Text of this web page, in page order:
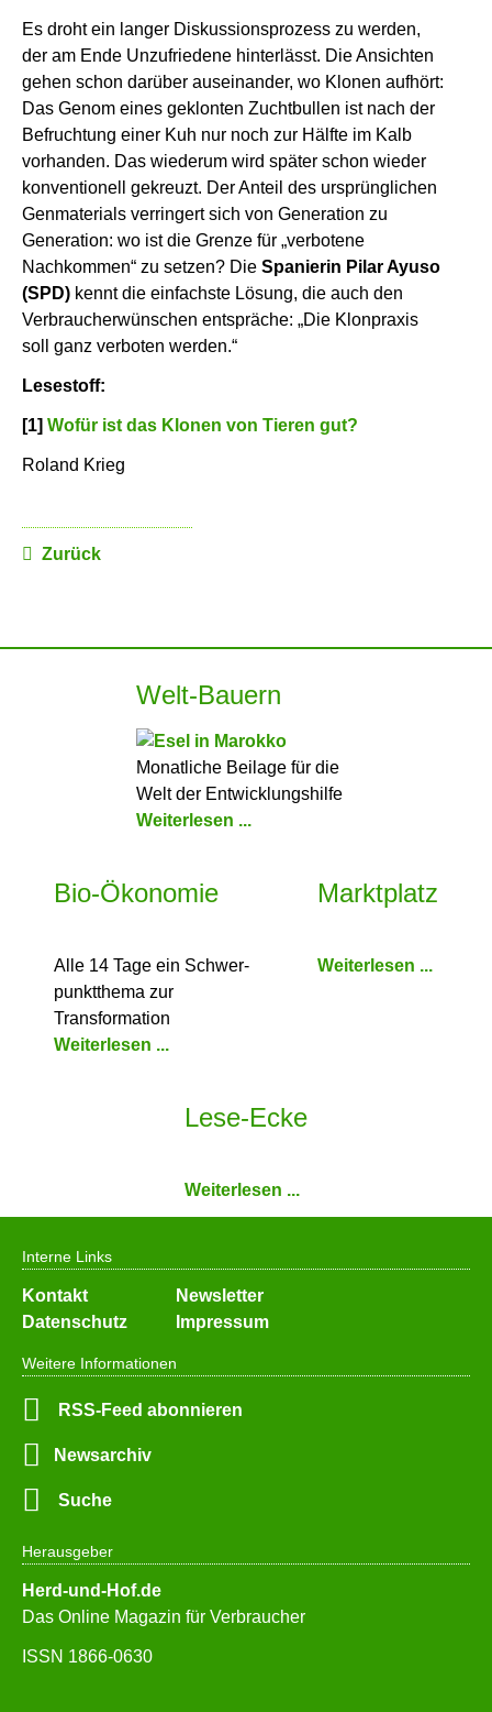
Es droht ein langer Diskussionsprozess zu werden,
der am Ende Unzufriedene hinterlässt. Die Ansichten
gehen schon darüber auseinander, wo Klonen aufhört:
Das Genom eines geklonten Zuchtbullen ist nach der
Befruchtung einer Kuh nur noch zur Hälfte im Kalb
vorhanden. Das wiederum wird später schon wieder
konventionell gekreuzt. Der Anteil des ursprünglichen
Genmaterials verringert sich von Generation zu
Generation: wo ist die Grenze für „verbotene
Nachkommen“ zu setzen? Die Spanierin Pilar Ayuso
(SPD) kennt die einfachste Lösung, die auch den
Verbraucherwünschen entspräche: „Die Klonpraxis
soll ganz verboten werden.“
Lesestoff:
[1] Wofür ist das Klonen von Tieren gut?
Roland Krieg
Zurück
Welt-Bauern
Monatliche Beilage für die
Welt der Entwicklungshilfe
Weiterlesen ...
Bio-Ökonomie
Alle 14 Tage ein Schwer­
punkt­thema zur
Transformation
Weiterlesen ...
Marktplatz
Weiterlesen ...
Lese-Ecke
Weiterlesen ...
Herausgeber
Herd-und-Hof.de
Das Online Magazin für Verbraucher
ISSN 1866-0630
Weitere Informationen
RSS-Feed abonnieren
Newsarchiv
Suche
Interne Links
Navigation
überspringen
Kontakt
Newsletter
Datenschutz
Impressum